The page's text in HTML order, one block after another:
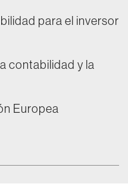
para el inversor
contabilidad y la
Europea